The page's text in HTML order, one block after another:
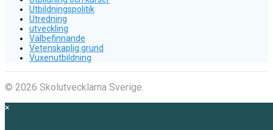
Utbildningspolitik
Utredning
utveckling
Välbefinnande
Vetenskaplig grund
Vuxenutbildning
© 2026 Skolutvecklarna Sverige.
×